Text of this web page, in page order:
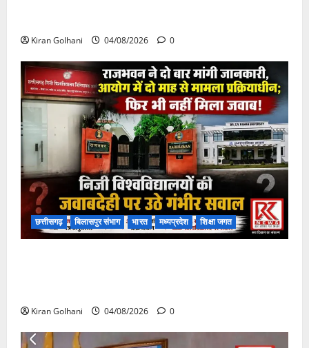
Kiran Golhani 04/08/2026 0
छत्तीसगढ़ बिलासपुर संभाग भारत मध्यप्रदेश शिक्षा जगत
Kiran Golhani 04/08/2026 0